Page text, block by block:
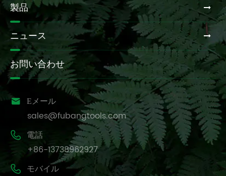
製品
ニュース
お問い合わせ
 Eメール
sales@fubangtools.com
 電話
+86-13738962927
 モバイル